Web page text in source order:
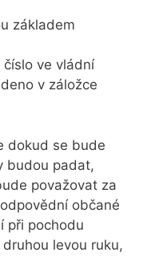
základem
ve vládní
v záložce
dokud se bude
budou padat,
považovat za
občané
při pochodu
levou ruku,